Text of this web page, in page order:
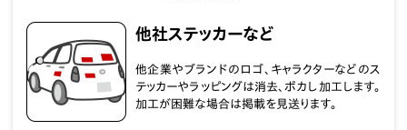
他社ステッカーなど
他企業やブランドのロゴ、キャラクターなどのス
テッカーやラッピングは消去、ボカし加工します。
加工が困難な場合は掲載を見送ります。